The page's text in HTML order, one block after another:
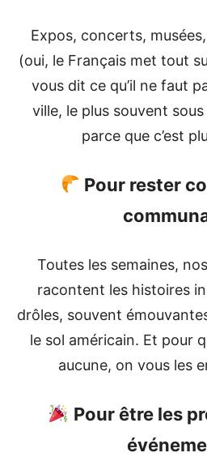
Expos, concerts,
(oui, le Français met tout
vous dit ce qu’il ne faut
ville, le plus souvent sous
parce que c’est
Pour rester
Toutes les semaines,
racontent les histoires
drôles, souvent
le sol américain. Et pour
aucune, on vous les
Pour être les